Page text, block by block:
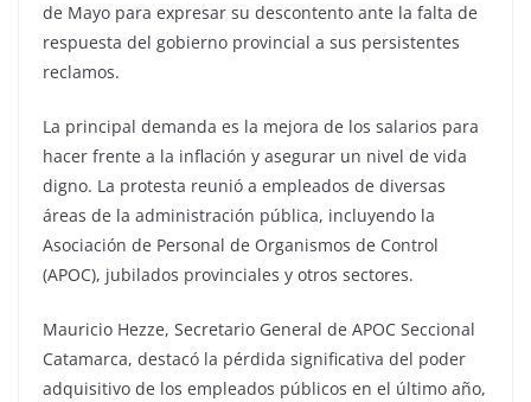
de Mayo para expresar su descontento ante la falta de
respuesta del gobierno provincial a sus persistentes
reclamos.
La principal demanda es la mejora de los salarios para
hacer frente a la inflación y asegurar un nivel de vida
digno. La protesta reunió a empleados de diversas
áreas de la administración pública, incluyendo la
Asociación de Personal de Organismos de Control
(APOC), jubilados provinciales y otros sectores.
Mauricio Hezze, Secretario General de APOC Seccional
Catamarca, destacó la pérdida significativa del poder
adquisitivo de los empleados públicos en el último año,